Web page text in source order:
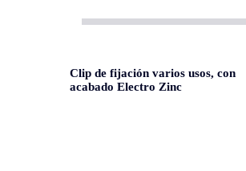
Clip de fijación varios usos, con
acabado Electro Zinc